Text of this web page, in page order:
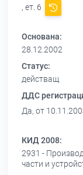
, ет. 6
Основана:
28.12.2002
Статус:
действащ
ДДС
Да, от
КИД 2008:
2931 -
части и